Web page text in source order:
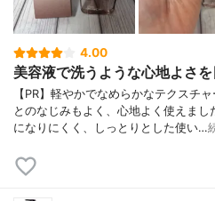
4.00
美容液で洗うような心地よさ
【PR】軽やかでなめらかなテクスチ
とのなじみもよく、心地よく使えま
になりにくく、しっとりとした使い…